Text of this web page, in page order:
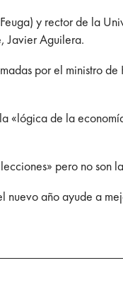
y rector de la
Javier Aguilera.
por el ministro
«lógica de la
pero no son
año ayude a